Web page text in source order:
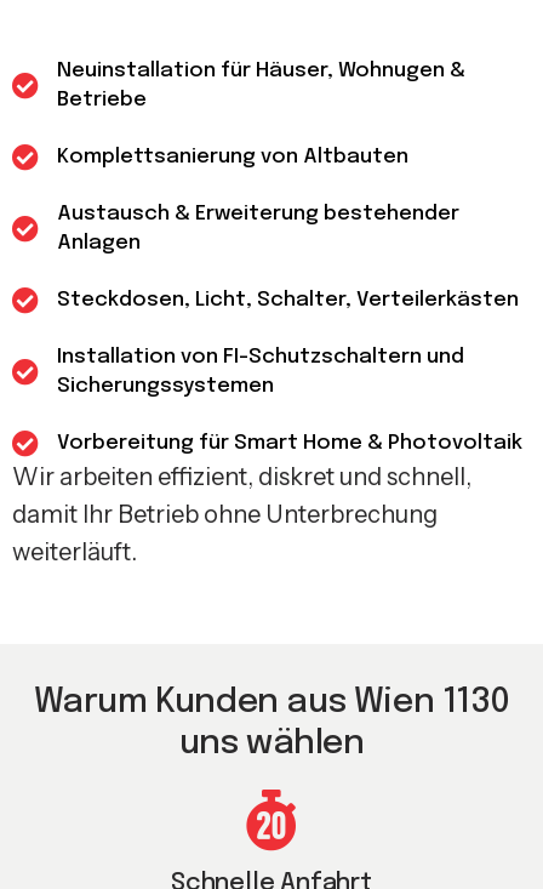
Neuinstallation für Häuser, Wohnugen &
Betriebe
Komplettsanierung von Altbauten
Austausch & Erweiterung bestehender
Anlagen
Steckdosen, Licht, Schalter, Verteilerkästen
Installation von FI-Schutzschaltern und
Sicherungssystemen
Vorbereitung für Smart Home & Photovoltaik
Wir arbeiten effizient, diskret und schnell,
damit Ihr Betrieb ohne Unterbrechung
weiterläuft.
Warum Kunden aus Wien 1130
uns wählen
Schnelle Anfahrt